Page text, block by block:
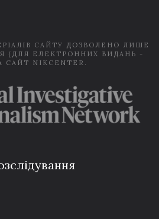
САЙТУ ДОЗВОЛЕНО ЛИШЕ
(ДЛЯ ЕЛЕКТРОННИХ ВИДАНЬ -
NIKCENTER.